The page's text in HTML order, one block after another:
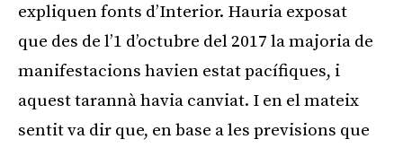
expliquen fonts d’Interior. Hauria exposat
que des de l’1 d’octubre del 2017 la majoria de
manifestacions havien estat pacífiques, i
aquest tarannà havia canviat. I en el mateix
sentit va dir que, en base a les previsions que